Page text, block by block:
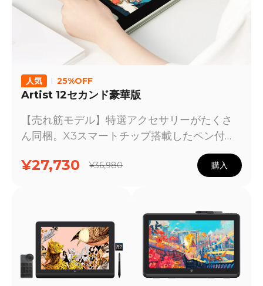
人気 25%OFF
Artist 12セカンド豪華版
【売れ筋モデル】特選アクセサリーがたくさ
ん同梱。X3スマートチップ搭載したペン付、
フルラミネート加工、保護フィルム着装あ
り。色域Adobe RGB 94%、一部のAndroid
¥27,730 ¥36,980 購入